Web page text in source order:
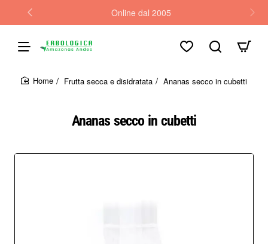
Online dal 2005
Ananas secco in cubetti
Frutta secca e disidratata Ananas secco in cubetti